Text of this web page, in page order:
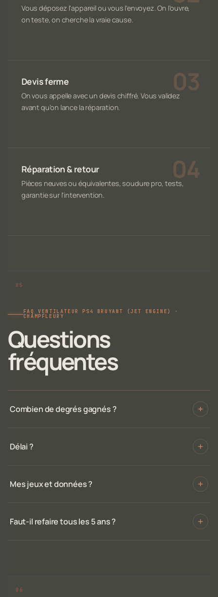
Vous déposez l'appareil ou vous l'envoyez. On l'ouvre,
on teste, on cherche la vraie cause.
Devis ferme
On vous appelle avec un devis chiffré. Vous validez
avant qu'on lance la réparation.
Réparation & retour
Pièces neuves ou équivalentes, soudure pro, tests,
garantie sur l'intervention.
FAQ VENTILATEUR PS4 BRUYANT (JET ENGINE) ·
CHAMPFLEURY
Questions
fréquentes
Combien de degrés gagnés ?
Délai ?
Mes jeux et données ?
Faut-il refaire tous les 5 ans ?